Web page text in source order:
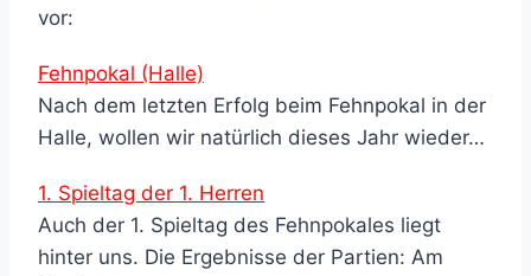
vor:
Fehnpokal (Halle)
Nach dem letzten Erfolg beim Fehnpokal in der
Halle, wollen wir natürlich dieses Jahr wieder…
1. Spieltag der 1. Herren
Auch der 1. Spieltag des Fehnpokales liegt
hinter uns. Die Ergebnisse der Partien: Am